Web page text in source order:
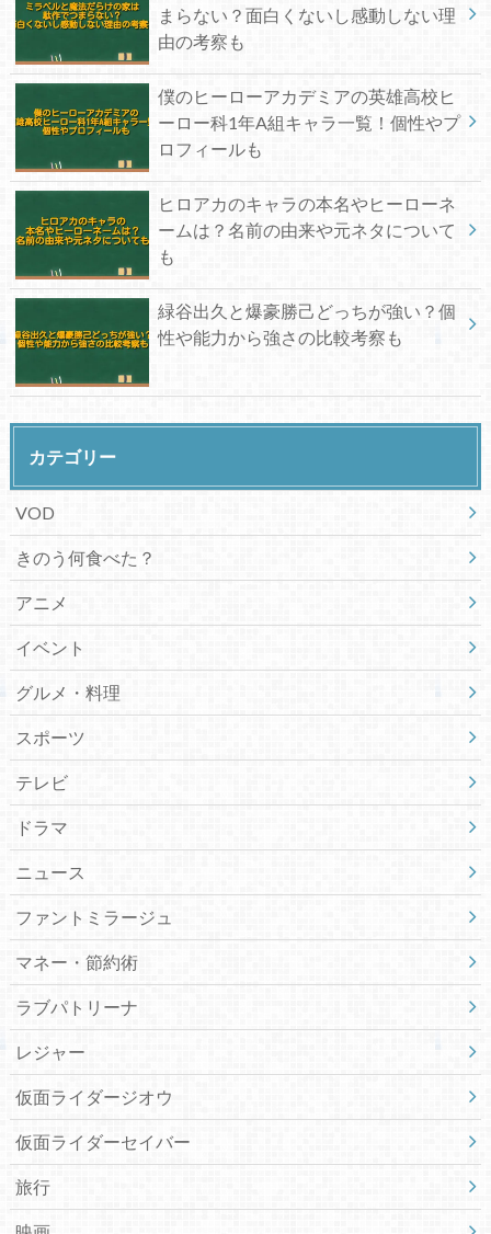
まらない？面白くないし感動しない理
由の考察も
僕のヒーローアカデミアの英雄高校ヒ
ーロー科1年A組キャラ一覧！個性やプ
ロフィールも
ヒロアカのキャラの本名やヒーローネ
ームは？名前の由来や元ネタについて
も
緑谷出久と爆豪勝己どっちが強い？個
性や能力から強さの比較考察も
カテゴリー
VOD
きのう何食べた？
アニメ
イベント
グルメ・料理
スポーツ
テレビ
ドラマ
ニュース
ファントミラージュ
マネー・節約術
ラブパトリーナ
レジャー
仮面ライダージオウ
仮面ライダーセイバー
旅行